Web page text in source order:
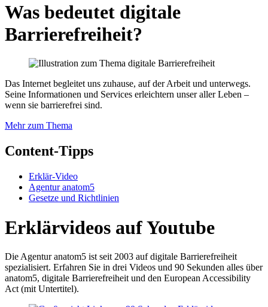
Was bedeutet digitale
Barrierefreiheit?
Das Internet begleitet uns zuhause, auf der Arbeit und unterwegs.
Seine Informationen und Services erleichtern unser aller Leben –
wenn sie barrierefrei sind.
Mehr zum Thema
Content-Tipps
Erklär-Video
Agentur anatom5
Gesetze und Richtlinien
Erklärvideos auf Youtube
Die Agentur anatom5 ist seit 2003 auf digitale Barrierefreiheit
spezialisiert. Erfahren Sie in drei Videos und 90 Sekunden alles über
anatom5, digitale Barrierefreiheit und den European Accessibility
Act (mit Untertitel).